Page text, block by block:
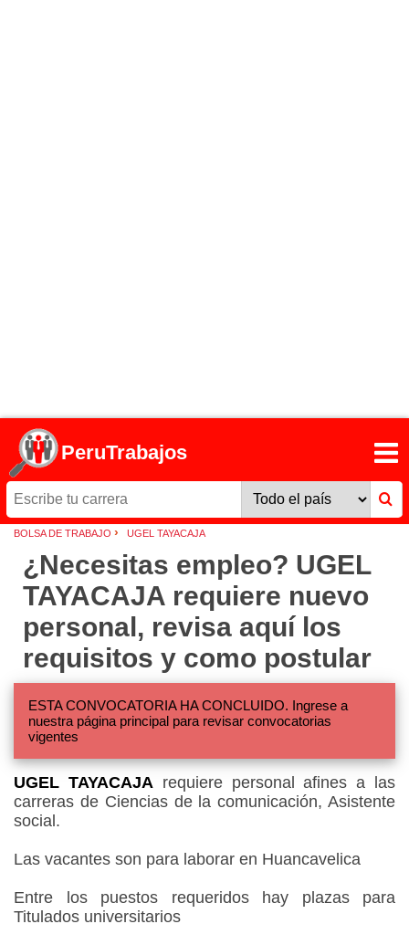
PeruTrabajos
BOLSA DE TRABAJO › UGEL TAYACAJA
¿Necesitas empleo? UGEL
TAYACAJA requiere nuevo
personal, revisa aquí los
requisitos y como postular
ESTA CONVOCATORIA HA CONCLUIDO. Ingrese a
nuestra página principal para revisar convocatorias
vigentes
UGEL TAYACAJArequiere personal afines a las
carreras de Ciencias de la comunicación, Asistente
social.
Las vacantes son para laborar en Huancavelica
Entre los puestos requeridos hay plazas para
Titulados universitarios